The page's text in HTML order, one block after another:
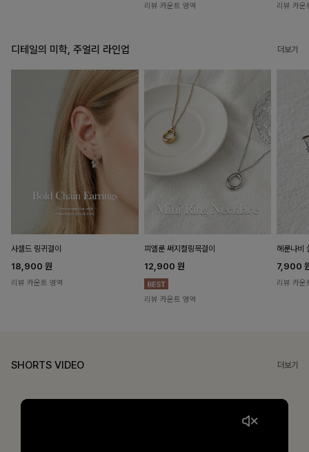
리뷰 카운트 영역 리뷰 카운
디테일의 미학, 주얼리 라인업 더보기
사셀드 링귀걸이
18,900 원
리뷰 카운트 영역
피엘룬 써지컬링목걸이
12,900 원
리뷰 카운트 영역
헤룬나비
7,900
리뷰 카운
SHORTS VIDEO 더보기